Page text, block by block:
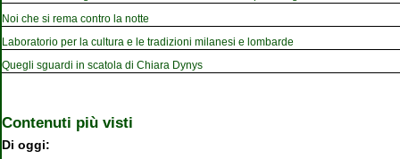
Noi che si rema contro la notte
Laboratorio per la cultura e le tradizioni milanesi e lombarde
Quegli sguardi in scatola di Chiara Dynys
Contenuti più visti
Di oggi: